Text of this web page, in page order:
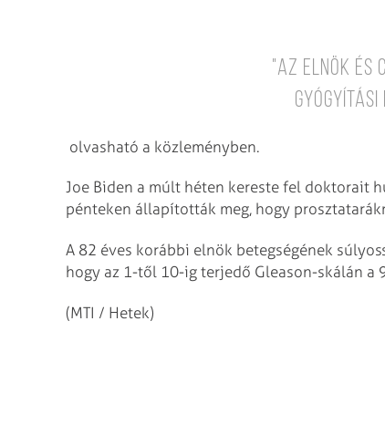
"Az elnök
olvasható a közleményben.
Joe Biden a múlt héten kereste fel doktorait
pénteken állapították meg, hogy
A 82 éves korábbi elnök betegségének
hogy az 1-től 10-ig terjedő Gleason-skálán a
(MTI / Hetek)